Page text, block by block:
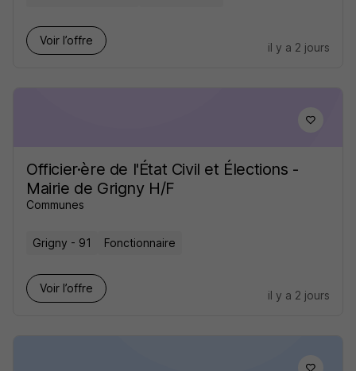
Voir l’offre
il y a 2 jours
Officier·ère de l'État Civil et Élections -
Mairie de Grigny H/F
Communes
Grigny - 91 Fonctionnaire
Voir l’offre
il y a 2 jours